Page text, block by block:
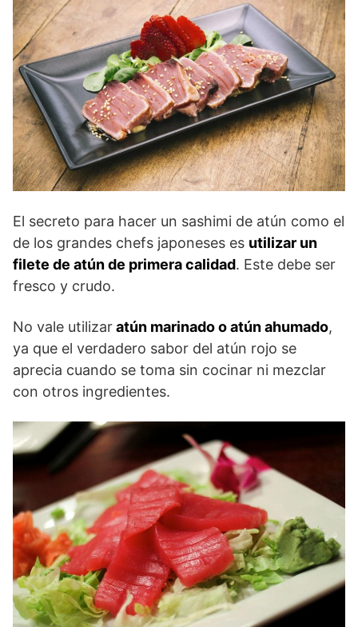
El secreto para hacer un sashimi de atún como el
de los grandes chefs japoneses es utilizar un
filete de atún de primera calidad. Este debe ser
fresco y crudo.
No vale utilizaratún marinado o atún ahumado,
ya que el verdadero sabor del atún rojo se
aprecia cuando se toma sin cocinar ni mezclar
con otros ingredientes.